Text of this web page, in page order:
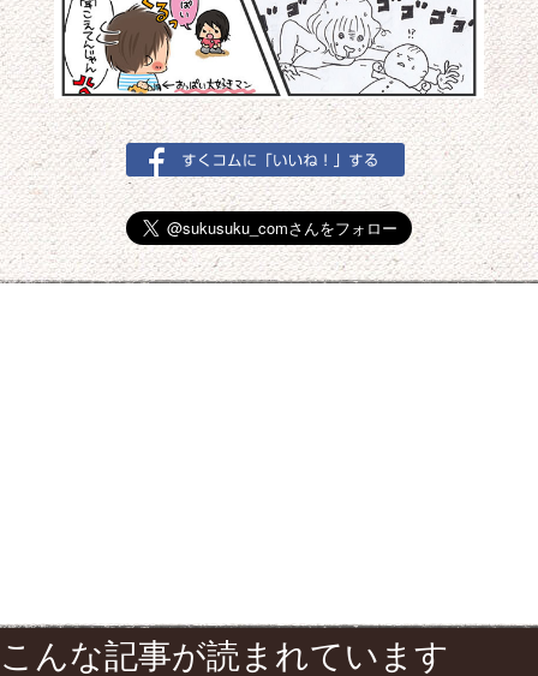
こんな記事が読まれています